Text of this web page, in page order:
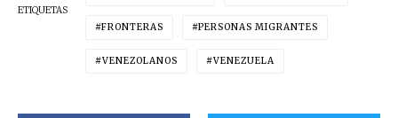
ETIQUETAS
FRONTERAS PERSONAS MIGRANTES
VENEZOLANOS VENEZUELA